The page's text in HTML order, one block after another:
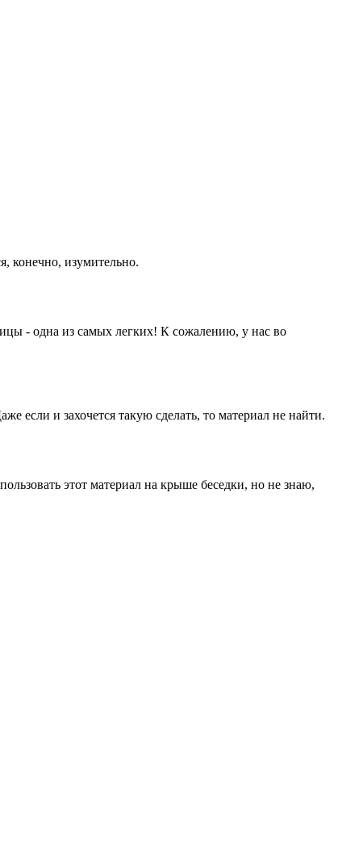
конечно, изумительно.
- одна из самых легких! К сожалению, у нас во
если и захочется такую сделать, то материал не найти.
этот материал на крыше беседки, но не знаю,